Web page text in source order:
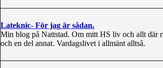
Lateknic- För jag är sådan.
Min blog på Nattstad. Om mitt HS liv och allt där
och en del annat. Vardagslivet i allmänt alltså.